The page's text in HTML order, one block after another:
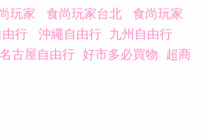
玩家 食尚玩家台北
食尚玩家
行 沖繩自由行 九州自由行
名古屋自由行 好市多必買物 超商